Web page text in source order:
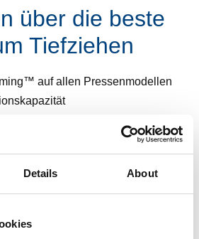
Details About
über die beste
Tiefziehen
auf allen Pressenmodellen
Teils in nur einem Zug
Kratzer
verfügbar